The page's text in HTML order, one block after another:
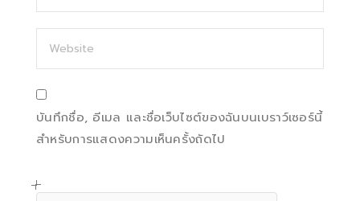
บันทึกชื่อ, อีเมล และชื่อเว็บไซต์ของฉันบนเบราว์เซอร์นี้
สำหรับการแสดงความเห็นครั้งถัดไป